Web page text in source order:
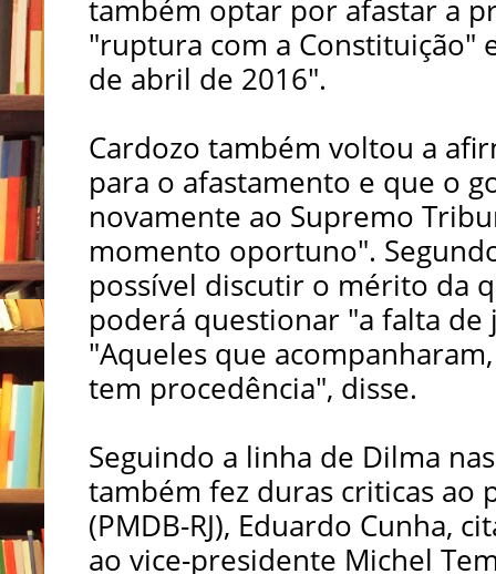
também optar por afastar a
"ruptura com a Constituição"
de abril de 2016".
Cardozo também voltou a
para o afastamento e que o
novamente ao Supremo
momento oportuno".
possível discutir o mérito da
poderá questionar "a falta de
"Aqueles que
tem procedência", disse.
Seguindo a linha de Dilma
também fez duras criticas ao
(PMDB-RJ), Eduardo Cunha,
ao vice-presidente Michel